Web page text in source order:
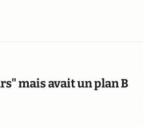
mais avait un plan B